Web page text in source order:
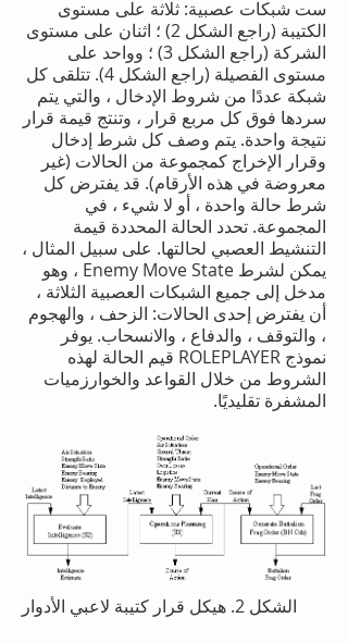
ست شبكات عصبية: ثلاثة على مستوى
الكتيبة (راجع الشكل 2) ؛ اثنان على مستوى
الشركة (راجع الشكل 3) ؛ وواحد على
مستوى الفصيلة (راجع الشكل 4). تتلقى كل
شبكة عددًا من شروط الإدخال ، والتي يتم
سردها فوق كل مربع قرار ، وتنتج قيمة قرار
نتيجة واحدة. يتم وصف كل شرط إدخال
وقرار الإخراج كمجموعة من الحالات (غير
معروضة في هذه الأرقام). قد يفترض كل
شرط حالة واحدة ، أو لا شيء ، في
المجموعة. تحدد الحالة المحددة قيمة
التنشيط العصبي لحالتها. على سبيل المثال ،
يمكن لشرط Enemy Move State ، وهو
مدخل إلى جميع الشبكات العصبية الثلاثة ،
أن يفترض إحدى الحالات: الزحف ، والهجوم
، والتوقف ، والدفاع ، والانسحاب. يوفر
نموذج ROLEPLAYER قيم الحالة لهذه
الشروط من خلال القواعد والخوارزميات
المشفرة تقليديًا.
الشكل 2. هيكل قرار كتيبة لاعبي الأدوار